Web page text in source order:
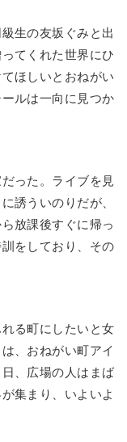
生の友坂ぐみと出
てくれた世界にひ
ほしいとおねがい
ルは一向に見つか
った。ライブを見
誘ういのりだが、
放課後すぐに帰っ
をしており、その
る町にしたいと女
、おねがい町アイ
、広場の人はまば
集まり、いよいよ